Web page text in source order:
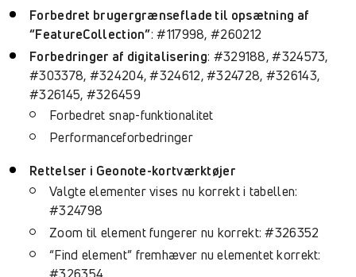
Forbedret brugergrænseflade til opsætning af
“FeatureCollection”: #117998, #260212
Forbedringer af digitalisering: #329188, #324573,
#303378, #324204, #324612, #324728, #326143,
#326145, #326459
Forbedret snap-funktionalitet
Performanceforbedringer
Rettelser i Geonote-kortværktøjer
Valgte elementer vises nu korrekt i tabellen:
#324798
Zoom til element fungerer nu korrekt: #326352
“Find element” fremhæver nu elementet korrekt: